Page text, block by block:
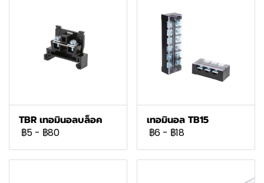
TBR เทอมินอลบล็อค
฿5 - ฿80
เทอมินอล TB15
฿6 - ฿18